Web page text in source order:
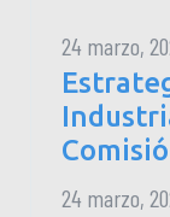
24 marzo,
24 marzo,